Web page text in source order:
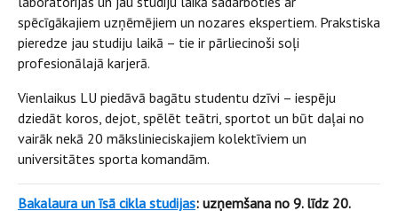
spēcīgākajiem uzņēmējiem un nozares ekspertiem. Prakstiska
pieredze jau studiju laikā – tie ir pārliecinoši soļi
profesionālajā karjerā.
Vienlaikus LU piedāvā bagātu studentu dzīvi – iespēju
dziedāt koros, dejot, spēlēt teātri, sportot un būt daļai no
vairāk nekā 20 mākslinieciskajiem kolektīviem un
universitātes sporta komandām.
Bakalaura un īsā cikla studijas: uzņemšana no 9. līdz 20.